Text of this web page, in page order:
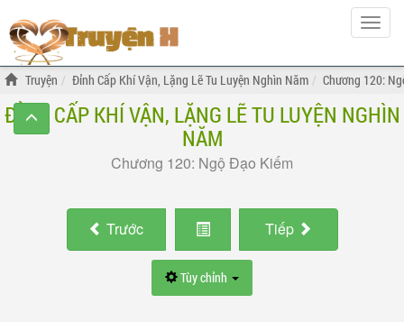
Hiện
menu
Truyện Đỉnh Cấp Khí Vận, Lặng Lẽ Tu Luyện Nghìn Năm Chương 120:
ĐỈNH CẤP KHÍ VẬN, LẶNG LẼ TU LUYỆN NGHÌN
NĂM
Chương 120: Ngộ Đạo Kiếm
Trước Tiếp
Tùy chỉnh